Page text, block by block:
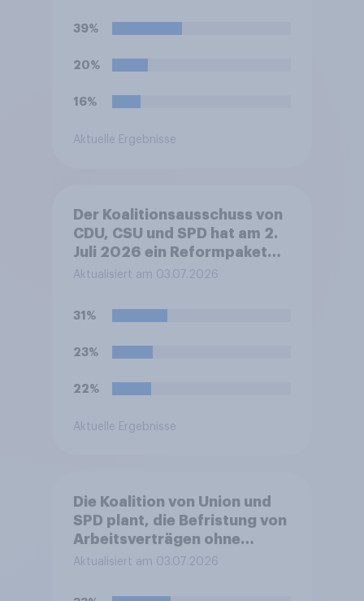
eine ärztliche
Arbeitsunfähigkeitsbescheinigung
vorlegen müssen statt am
oder lehnen Sie es ab?
39%
20%
16%
Aktuelle Ergebnisse
Der Koalitionsausschuss von
CDU, CSU und SPD hat am 2.
Juli 2026 ein Reformpaket
vorgestellt. Dieses umfasst
bei Steuern, Rente,
Gesundheit und Pflege sowie
zum Bürokratieabbau.
erwarten Sie insgesamt von
Zukunft Deutschlands?
Aktualisiert am 03.07.2026
31%
23%
22%
Aktuelle Ergebnisse
Die Koalition von Union und
SPD plant, die Befristung von
Arbeitsverträgen ohne
sachlichen Grund zu
Befristungen sollen demnach
Aktualisiert am 03.07.2026